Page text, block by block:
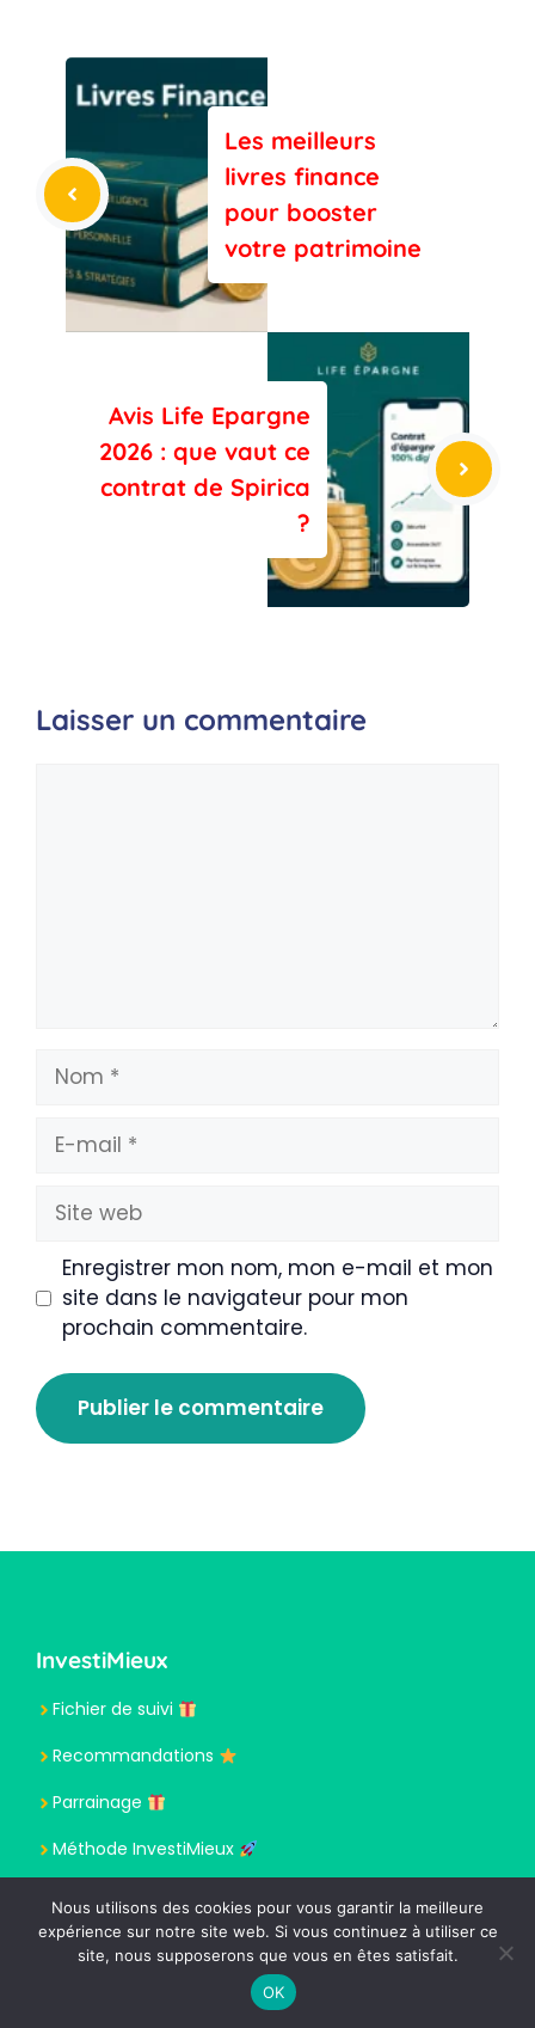
Les meilleurs
livres finance
pour booster
votre patrimoine
Avis Life Epargne
2026 : que vaut ce
contrat de Spirica
?
Laisser un commentaire
Nom
mail
Site
web
Enregistrer mon nom, mon e-mail et mon
site dans le navigateur pour mon
prochain commentaire.
InvestiMieux
Fichier de suivi
Recommandations
Parrainage
Méthode InvestiMieux
Présentation
Meilleurs classements
Nous utilisons des cookies pour vous garantir la meilleure
expérience sur notre site web. Si vous continuez à utiliser ce
site, nous supposerons que vous en êtes satisfait.
OK